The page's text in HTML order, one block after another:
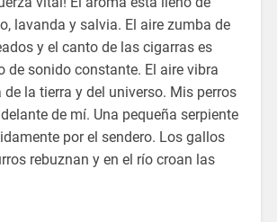
lavanda y salvia. El aire zumba de
y el canto de las cigarras es
de sonido constante. El aire vibra
de la tierra y del universo. Mis perros
de mí. Una pequeña serpiente
por el sendero. Los gallos
rebuznan y en el río croan las